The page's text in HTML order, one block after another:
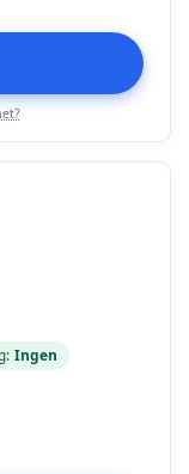
Ingen